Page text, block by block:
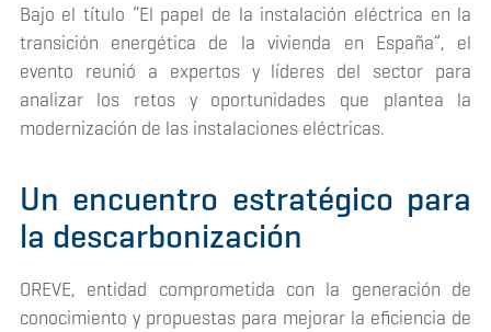
Bajo el título “El papel de la instalación eléctrica en la
transición energética de la vivienda en España”, el
evento reunió a expertos y líderes del sector para
analizar los retos y oportunidades que plantea la
modernización de las instalaciones eléctricas.
Un encuentro estratégico para
la descarbonización
OREVE, entidad comprometida con la generación de
conocimiento y propuestas para mejorar la eficiencia de